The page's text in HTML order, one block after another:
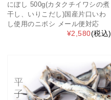
にぼし 500g(カタクチイワシの煮
干し、いりこだし)国産片口いわ
し使用のニボシ メール便対応
¥2,580(税込)